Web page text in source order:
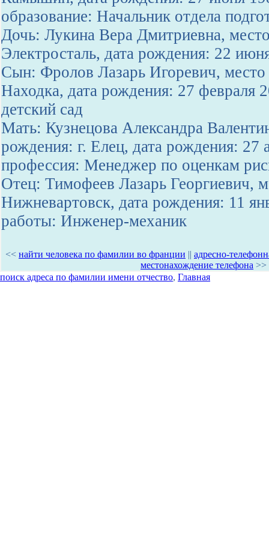
образование: Начальник отдела
Дочь: Лукина Вера Дмитриевна,
Электросталь, дата рождения: 22
Сын: Фролов Лазарь Игоревич, место
Находка, дата рождения: 27 февраля
детский сад
Мать: Кузнецова Александра
рождения: г. Елец, дата рождения: 27
профессия: Менеджер по оценкам
Отец: Тимофеев Лазарь Георгиевич,
Нижневартовск, дата рождения: 11
работы: Инженер-механик
<< найти человека по фамилии во франции || адресно-
местонахождение телефона >>
поиск адреса по фамилии имени отчество, Главная